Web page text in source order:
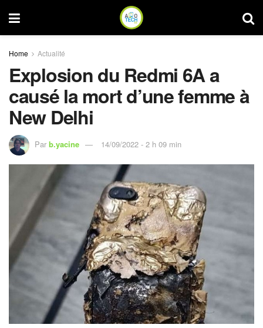
Home Actualité
Explosion du Redmi 6A a
causé la mort d’une femme à
New Delhi
Par b.yacine 14/09/2022 - 2 h 09 min